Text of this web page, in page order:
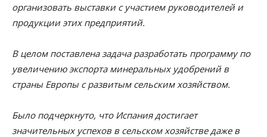
организовать выставки с участием руководителей и
продукции этих предприятий.
В целом поставлена задача разработать программу по
увеличению экспорта минеральных удобрений в
страны Европы с развитым сельским хозяйством.
Было подчеркнуто, что Испания достигает
значительных успехов в сельском хозяйстве даже в